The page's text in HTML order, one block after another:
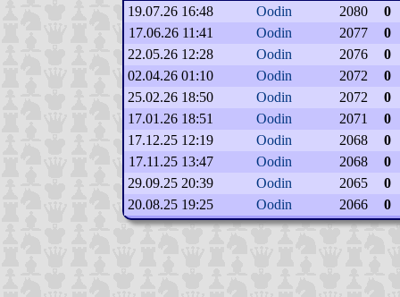
19.07.26 16:48 Oodin 2080
0
17.06.26 11:41
Oodin 2077
0
22.05.26 12:28
Oodin 2076
0
02.04.26 01:10
Oodin 2072
0
25.02.26 18:50
Oodin 2072
0
17.01.26 18:51
Oodin 2071
0
17.12.25 12:19
Oodin 2068
0
17.11.25 13:47
Oodin 2068
0
29.09.25 20:39
Oodin 2065
0
20.08.25 19:25
Oodin 2066 0